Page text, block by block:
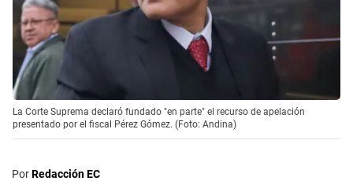
La Corte Suprema declaró fundado "en parte" el recurso de apelación
presentado por el fiscal Pérez Gómez. (Foto: Andina)
PorRedacción EC